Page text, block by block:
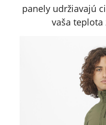
panely udržiavajú
vaša teplota